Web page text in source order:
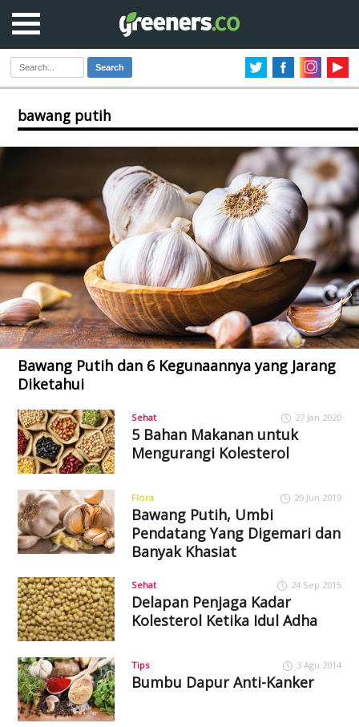
Search
bawang putih
Bawang Putih dan 6 Kegunaannya yang Jarang
Diketahui
Sehat 27 Jan 2020
5 Bahan Makanan untuk
Mengurangi Kolesterol
Flora 29 Jun 2019
Bawang Putih, Umbi
Pendatang Yang Digemari dan
Banyak Khasiat
Sehat 24 Sep 2015
Delapan Penjaga Kadar
Kolesterol Ketika Idul Adha
Tips 3 Agu 2014
Bumbu Dapur Anti-Kanker